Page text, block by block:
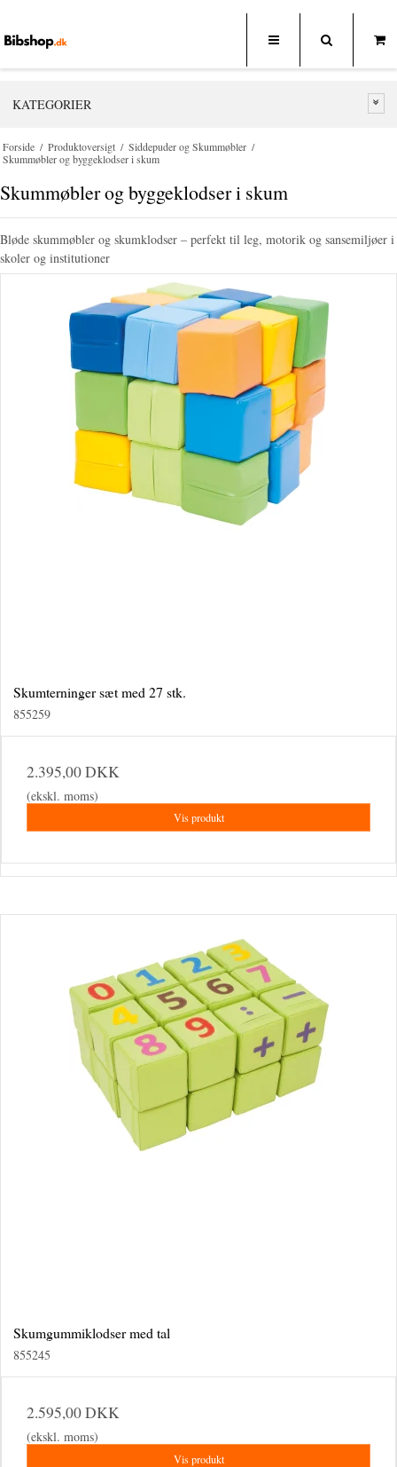
KATEGORIER
Forside / Produktoversigt / Siddepuder og Skummøbler /
Skummøbler og byggeklodser i skum
Skummøbler og byggeklodser i skum
Bløde skummøbler og skumklodser – perfekt til leg, motorik og sansemiljøer i
skoler og institutioner
Skumterninger sæt med 27 stk.
855259
2.395,00 DKK
(ekskl. moms)
Vis produkt
Skumgummiklodser med tal
855245
2.595,00 DKK
(ekskl. moms)
Vis produkt